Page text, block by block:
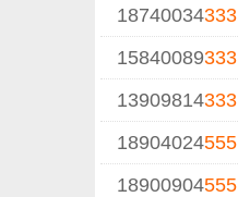
18740034333
15840089333
13909814333
18904024555
18900904555